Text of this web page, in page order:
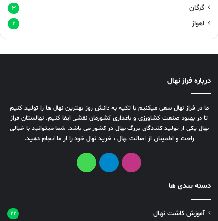
گرگان ۳
اهواز ۲
درباره فراز نهال
ما در فراز نهال سعی میکنیم با تکیه به دانش روز بهترین نهال ها را تولید کنیم
تا در بهبود صنعت کشاورزی و باغداری کشورمان نقشی ایفا کنیم. نهالستان فراز
نهال یکی از تولید کنندگان بزرگ نهال در کشور می باشد. شما میتوانید با خیالی
راحت و اطمینان از اصالت نهال ، خرید نهال خود را از ما انجام دهید.
دسته بندی ها
آموزش کاشت نهال ۲۲